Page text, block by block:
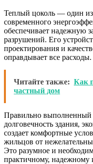
Теплый цоколь — один
современного
обеспечивает надежную
разрушений. Его
проектирования и
оправдывает все расходы.
Читайте также: Как
частный дом
Правильно
долговечность здания,
создает комфортные
жильцов от
Это разумное и
практичному, надежному